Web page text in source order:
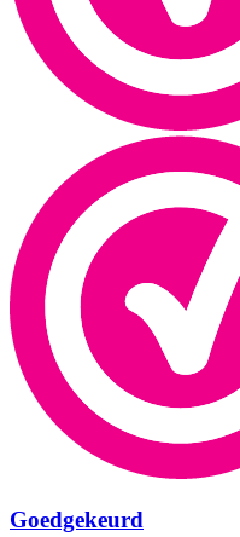
Goedgekeurd